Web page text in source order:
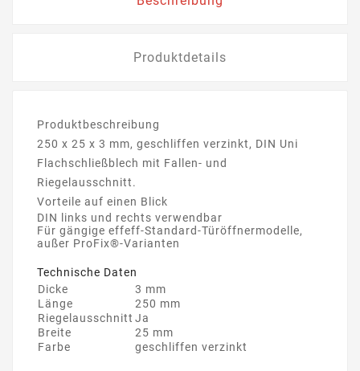
Produktdetails
Produktbeschreibung
250 x 25 x 3 mm, geschliffen verzinkt, DIN Uni
Flachschließblech mit Fallen- und
Riegelausschnitt.
Vorteile auf einen Blick
DIN links und rechts verwendbar
Für gängige effeff-Standard-Türöffnermodelle,
außer ProFix®-Varianten
Technische Daten
Dicke
3 mm
Länge
250 mm
Riegelausschnitt Ja
Breite
25 mm
Farbe
geschliffen verzinkt